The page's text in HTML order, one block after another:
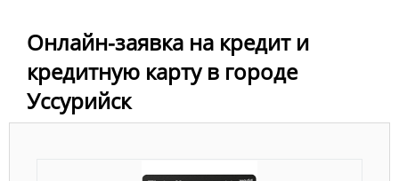
Онлайн-заявка на кредит и
кредитную карту в городе
Уссурийск